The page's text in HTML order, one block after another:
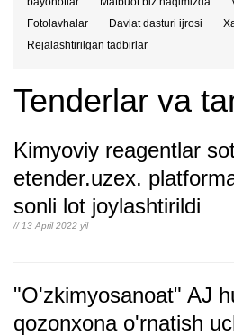
Fotolavhalar
Davlat dasturi ijrosi
Rejalashtirilgan tadbirlar
Tenderlar va
Kimyoviy reagentlar
etender.uzex.
sonli lot joylashtirildi
// 13 April 2022 yil
"O'zkimyosanoat" AJ
qozonxona o'rnatish